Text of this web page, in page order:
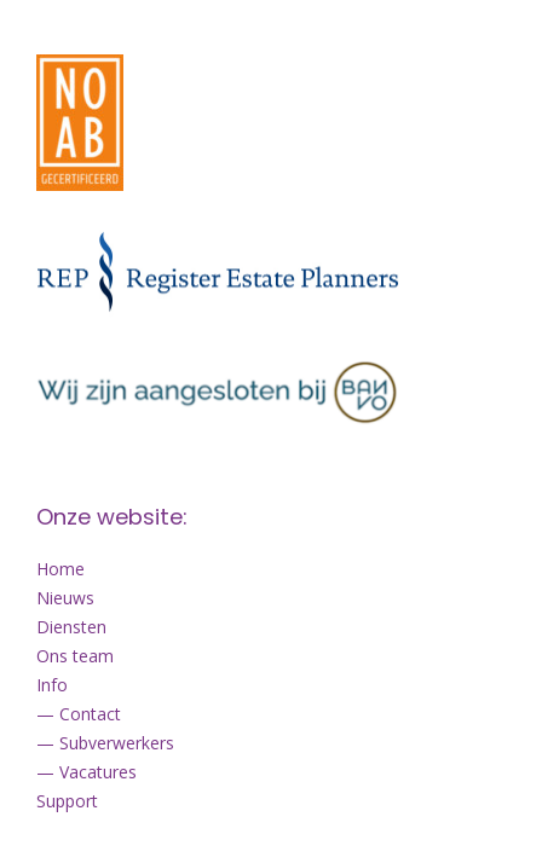
Onze website:
Home
Nieuws
Diensten
Ons team
Info
— Contact
— Subverwerkers
— Vacatures
Support